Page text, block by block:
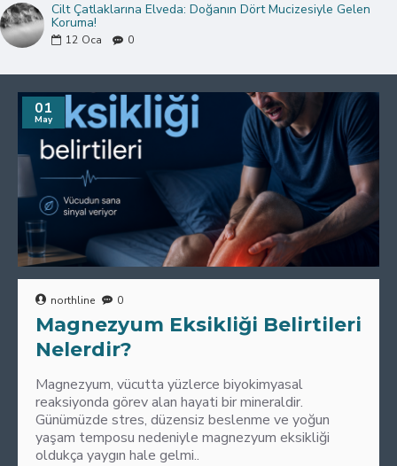
Cilt Çatlaklarına Elveda: Doğanın Dört Mucizesiyle Gelen
Koruma!
12 Oca 0
01
May
northline 0
Magnezyum Eksikliği Belirtileri
Nelerdir?
Magnezyum, vücutta yüzlerce biyokimyasal
reaksiyonda görev alan hayati bir mineraldir.
Günümüzde stres, düzensiz beslenme ve yoğun
yaşam temposu nedeniyle magnezyum eksikliği
oldukça yaygın hale gelmi..